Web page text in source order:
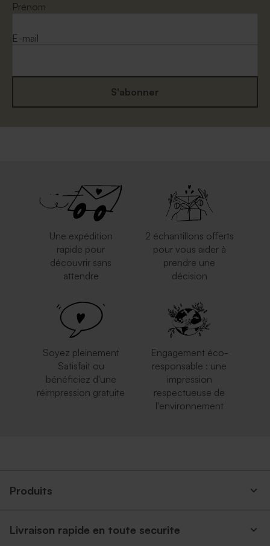
Prénom
E-mail
S'abonner
Une expédition
rapide pour
découvrir sans
attendre
2 échantillons offerts
pour vous aider à
prendre une
décision
Soyez pleinement
Satisfait ou
bénéficiez d'une
réimpression gratuite
Engagement éco-
responsable : une
impression
respectueuse de
l'environnement
Produits
Livraison rapide en toute securite